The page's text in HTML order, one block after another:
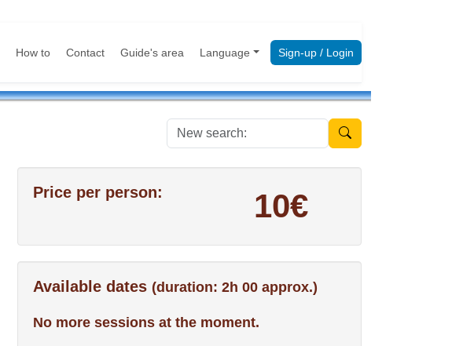
How to Contact Guide's area Language Sign-up / Login
New search:
Price per person: 10€
Available dates (duration: 2h 00 approx.)
No more sessions at the moment.